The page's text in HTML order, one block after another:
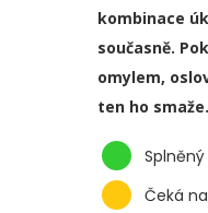
kombinace
současně.
omylem,
ten ho smaže.
Čeká